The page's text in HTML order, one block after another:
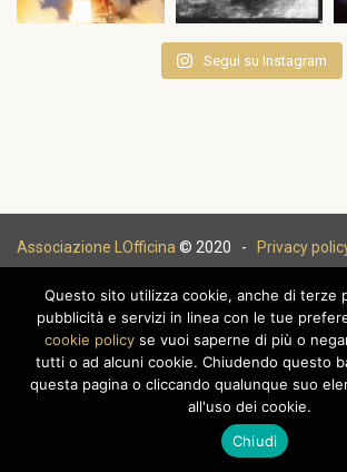
Segui su Instagram
Associazione LOfficina © 2020 - Privacy
Questo sito utilizza cookie, anche di terze
pubblicità e servizi in linea con le tue
cookie policyse vuoi saperne di più o
tutti o ad alcuni cookie. Chiudendo questo
questa pagina o cliccando qualunque suo
all'uso dei cookie.
Chiudi